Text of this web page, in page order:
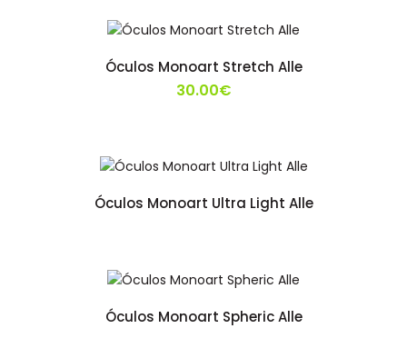
Óculos Monoart Stretch Alle
30.00€
Óculos Monoart Ultra Light Alle
Óculos Monoart Spheric Alle